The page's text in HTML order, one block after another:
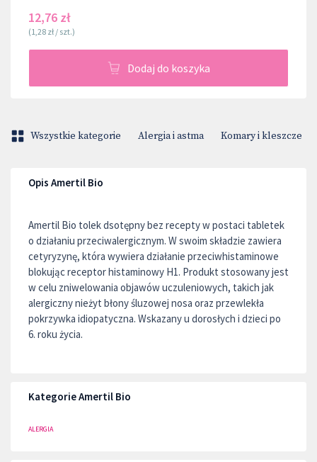
12,76 zł
(1,28 zł / szt.)
Dodaj do koszyka
Wszystkie kategorie Alergia i astma Komary i kleszcze
Opis Amertil Bio
Amertil Bio tolek dsotępny bez recepty w postaci tabletek
o działaniu przeciwalergicznym. W swoim składzie zawiera
cetyryzynę, która wywiera działanie przeciwhistaminowe
blokując receptor histaminowy H1. Produkt stosowany jest
w celu zniwelowania objawów uczuleniowych, takich jak
alergiczny nieżyt błony śluzowej nosa oraz przewlekła
pokrzywka idiopatyczna. Wskazany u dorosłych i dzieci po
6. roku życia.
Kategorie Amertil Bio
ALERGIA